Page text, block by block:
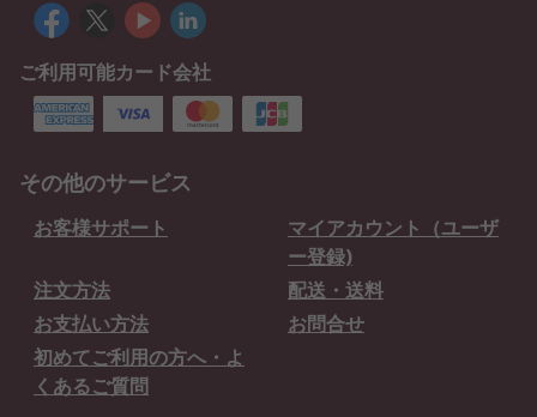
ご利用可能カード会社
その他のサービス
お客様サポート
マイアカウント（ユーザ
ー登録)
注文方法
配送・送料
お支払い方法
お問合せ
初めてご利用の方へ・よ
くあるご質問